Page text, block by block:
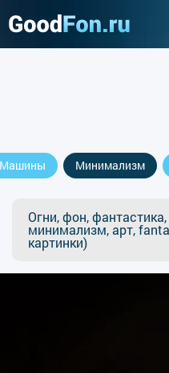
Машины Минимализм
Огни, фон,
минимализм, арт,
картинки)